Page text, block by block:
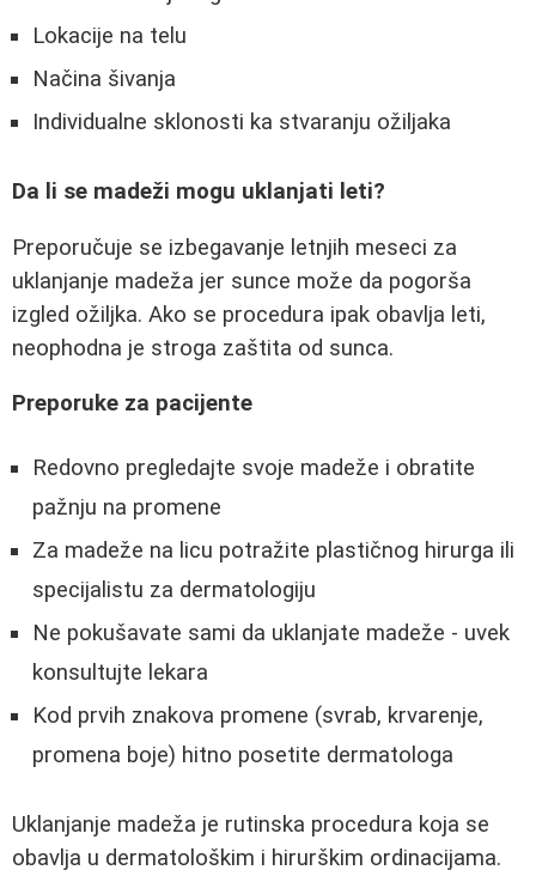
Lokacije na telu
Načina šivanja
Individualne sklonosti ka stvaranju ožiljaka
Da li se madeži mogu uklanjati leti?
Preporučuje se izbegavanje letnjih meseci za
uklanjanje madeža jer sunce može da pogorša
izgled ožiljka. Ako se procedura ipak obavlja leti,
neophodna je stroga zaštita od sunca.
Preporuke za pacijente
Redovno pregledajte svoje madeže i obratite
pažnju na promene
Za madeže na licu potražite plastičnog hirurga ili
specijalistu za dermatologiju
Ne pokušavate sami da uklanjate madeže - uvek
konsultujte lekara
Kod prvih znakova promene (svrab, krvarenje,
promena boje) hitno posetite dermatologa
Uklanjanje madeža je rutinska procedura koja se
obavlja u dermatološkim i hirurškim ordinacijama.